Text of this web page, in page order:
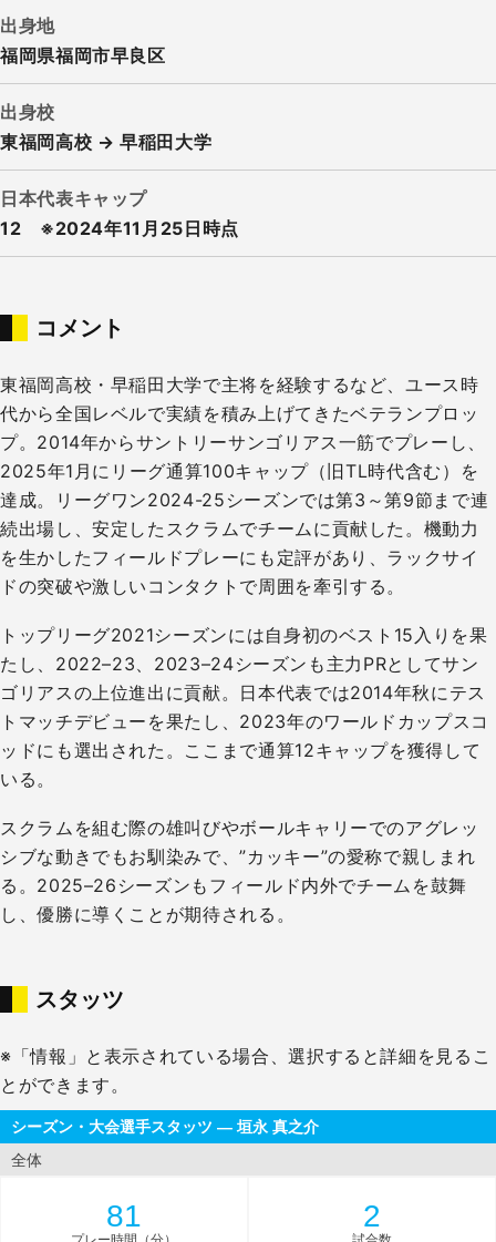
出身地
福岡県福岡市早良区
出身校
東福岡高校 → 早稲田大学
日本代表キャップ
12 ※2024年11月25日時点
コメント
東福岡高校・早稲田大学で主将を経験するなど、ユース時
代から全国レベルで実績を積み上げてきたベテランプロッ
プ。2014年からサントリーサンゴリアス一筋でプレーし、
2025年1月にリーグ通算100キャップ（旧TL時代含む）を
達成。リーグワン2024-25シーズンでは第3～第9節まで連
続出場し、安定したスクラムでチームに貢献した。機動力
を生かしたフィールドプレーにも定評があり、ラックサイ
ドの突破や激しいコンタクトで周囲を牽引する。
トップリーグ2021シーズンには自身初のベスト15入りを果
たし、2022–23、2023–24シーズンも主力PRとしてサン
ゴリアスの上位進出に貢献。日本代表では2014年秋にテス
トマッチデビューを果たし、2023年のワールドカップスコ
ッドにも選出された。ここまで通算12キャップを獲得して
いる。
スクラムを組む際の雄叫びやボールキャリーでのアグレッ
シブな動きでもお馴染みで、”カッキー”の愛称で親しまれ
る。2025–26シーズンもフィールド内外でチームを鼓舞
し、優勝に導くことが期待される。
スタッツ
※「情報」と表示されている場合、選択すると詳細を見るこ
とができます。
シーズン・大会選手スタッツ — 垣永 真之介
全体
81 2